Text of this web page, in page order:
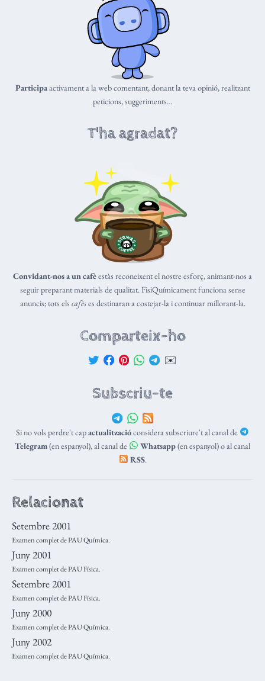
Participaactivament a la web comentant, donant la teva opinió, realitzant
peticions, suggeriments...
T'ha agradat?
Convidant-nos a un cafèestàs reconeixent el nostre esforç, animant-nos a
seguir preparant materials de qualitat. FisiQuímicament funciona sense
anuncis; tots els cafèses destinaran a costejar-la i continuar millorant-la.
Comparteix-ho
✉️
Subscriu-te
Si no vols perdre't capactualitzacióconsidera subscriure't al canal de
Telegram(en espanyol), al canal de Whatsapp(en espanyol) o al canal
RSS.
Relacionat
Setembre 2001
Examen complet de PAU Química.
Juny 2001
Examen complet de PAU Física.
Setembre 2001
Examen complet de PAU Física.
Juny 2000
Examen complet de PAU Química.
Juny 2002
Examen complet de PAU Química.